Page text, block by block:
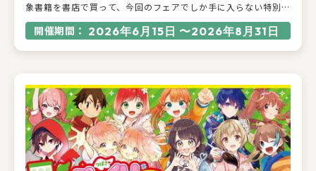
象書籍を書店で買って、今回のフェアでしか手に入らない特別な
グッズやサイン入りのグッズをゲットしよう！2026年6月15
日〜2026年8月31日に「KADOKAWA 夏のウォーターチャレン
募すると、抽選で合計56名様にサイン入りグッズや限定グッズ
などの豪華賞品が当たります！
開催期間： 2026年6月15日 〜2026年8月31日